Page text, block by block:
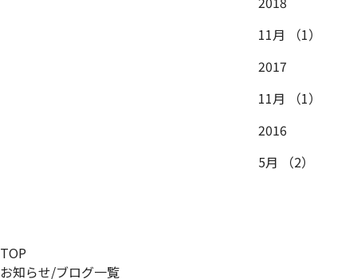
11月
（1）
2017
11月
（1）
2016
5月
（2）
TOP
お知らせ/ブログ一覧